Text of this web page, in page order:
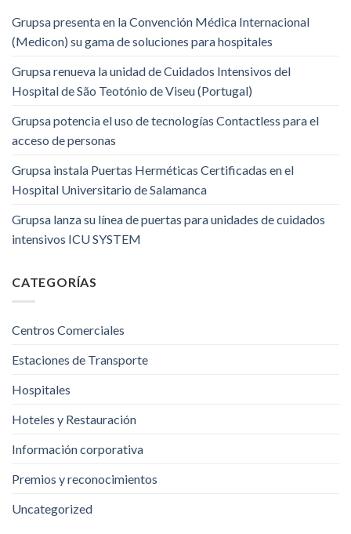
Grupsa presenta en la Convención Médica Internacional
(Medicon) su gama de soluciones para hospitales
Grupsa renueva la unidad de Cuidados Intensivos del
Hospital de São Teotónio de Viseu (Portugal)
Grupsa potencia el uso de tecnologías Contactless para el
acceso de personas
Grupsa instala Puertas Herméticas Certificadas en el
Hospital Universitario de Salamanca
Grupsa lanza su línea de puertas para unidades de cuidados
intensivos ICU SYSTEM
CATEGORÍAS
Centros Comerciales
Estaciones de Transporte
Hospitales
Hoteles y Restauración
Información corporativa
Premios y reconocimientos
Uncategorized